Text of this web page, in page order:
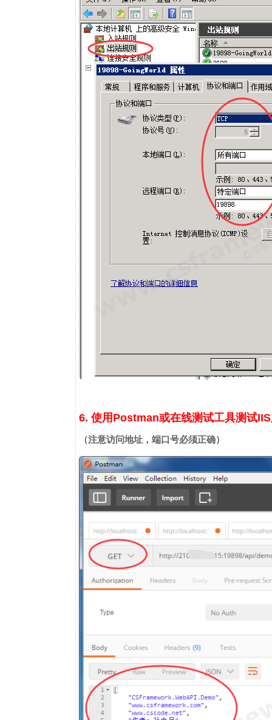
6. 使用Postman或在线测试工具测试
（注意访问地址，端口号必须正确）